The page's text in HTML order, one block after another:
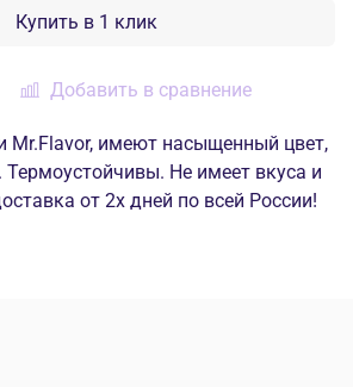
Добавить в сравнение
Купить в 1 клик
Mr.Flavor, имеют насыщенный цвет,
Не имеет вкуса и
от 2х дней по всей России!